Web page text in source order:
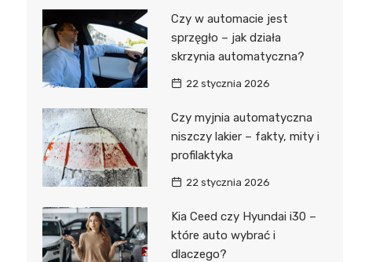
Czy w automacie jest
sprzęgło – jak działa
skrzynia automatyczna?
22 stycznia 2026
Czy myjnia automatyczna
niszczy lakier – fakty, mity i
profilaktyka
22 stycznia 2026
Kia Ceed czy Hyundai i30 –
które auto wybrać i
dlaczego?